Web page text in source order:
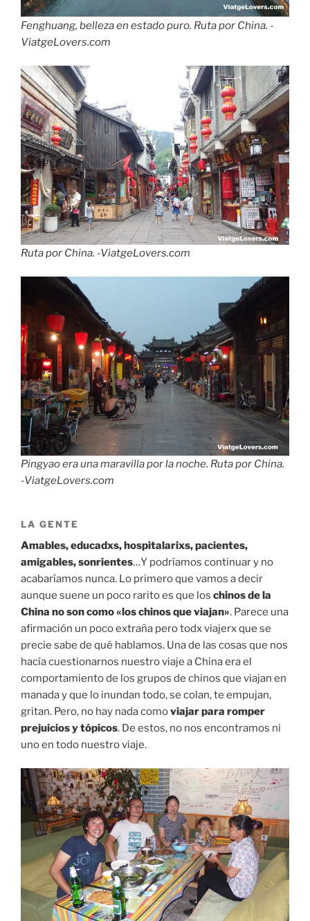
Fenghuang, belleza en estado puro. Ruta por China. -
ViatgeLovers.com
Ruta por China. -ViatgeLovers.com
Pingyao era una maravilla por la noche. Ruta por China.
-ViatgeLovers.com
LA GENTE
Amables, educadxs, hospitalarixs, pacientes,
amigables, sonrientes…Y podríamos continuar y no
acabaríamos nunca. Lo primero que vamos a decir
aunque suene un poco rarito es que los chinos de la
China no son como «los chinos que viajan». Parece una
afirmación un poco extraña pero todx viajerx que se
precie sabe de qué hablamos. Una de las cosas que nos
hacía cuestionarnos nuestro viaje a China era el
comportamiento de los grupos de chinos que viajan en
manada y que lo inundan todo, se colan, te empujan,
gritan. Pero, no hay nada comoviajar para romper
prejuicios y tópicos. De estos, no nos encontramos ni
uno en todo nuestro viaje.